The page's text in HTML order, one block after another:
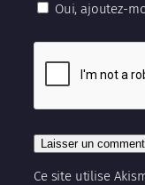
Oui, ajoutez-
Ce site utilise